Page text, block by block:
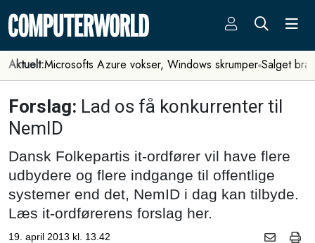
Aktuelt:Microsofts Azure vokser, Windows skrumper Salget
Forslag: Lad os få konkurrenter til
NemID
Dansk Folkepartis it-ordfører vil have flere
udbydere og flere indgange til offentlige
systemer end det, NemID i dag kan tilbyde.
Læs it-ordførerens forslag her.
19. april 2013 kl. 13.42